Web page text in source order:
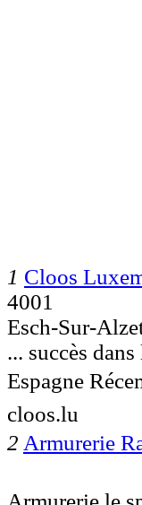
1 Cloos
4001
Esch-Sur-
... succès
Espagne
cloos.lu
2 Armurerie